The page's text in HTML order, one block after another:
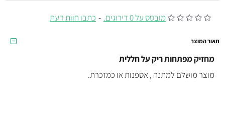
מובסס על 0 דירוגים. - כתבו חוות דעת
תאור המוצר
מחזיק מפתחות ריק על חללית
מוצר מושלם למתנה , אספנות או כמזכרת.